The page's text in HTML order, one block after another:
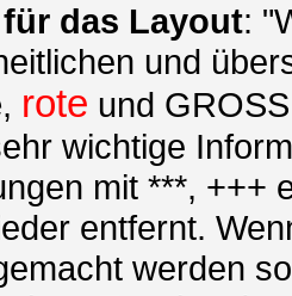
das Layout:
und
, rote und
wichtige
mit ***, +++
entfernt.
werden